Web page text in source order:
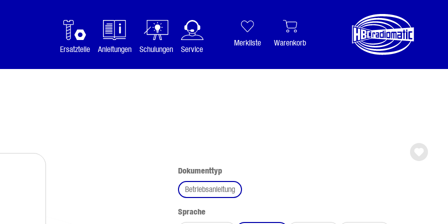
Ersatzteile
Anleitungen Schulungen Service
Merkliste Warenkorb
Dokumenttypauswählen
Betriebsanleitung
Spracheauswählen